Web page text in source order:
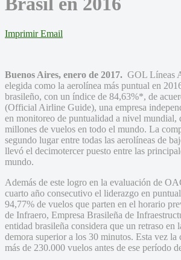
Imprimir Email
Buenos Aires, enero de 2017. GOL Líneas
elegida como la aerolínea más puntual en
brasileño, con un índice de 84,63%*, de
(Official Airline Guide), una empresa
en monitoreo de puntualidad a nivel mundial,
millones de vuelos en todo el mundo. La
segundo lugar entre todas las aerolíneas de
llevó el decimotercer puesto entre las
mundo.
Además de este logro en la evaluación de
cuarto año consecutivo el liderazgo en
94,77% de vuelos que parten en el horario
de Infraero, Empresa Brasileña de
entidad brasileña considera que un retraso en
demora superior a los 30 minutos. Esta vez la
más de 230.000 vuelos antes de ese período